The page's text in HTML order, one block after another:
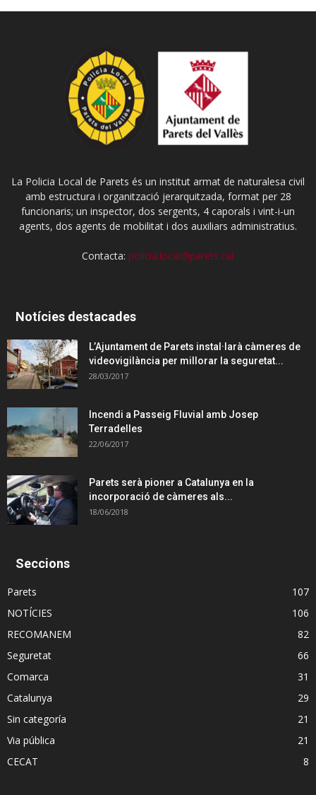
La Policia Local de Parets és un institut armat de naturalesa civil
amb estructura i organització jerarquitzada, format per 28
funcionaris; un inspector, dos sergents, 4 caporals i vint-i-un
agents, dos agents de mobilitat i dos auxiliars administratius.
Contacta: policia.local@parets.cat
Notícies destacades
L’Ajuntament de Parets instal·larà càmeres de
videovigilància per millorar la seguretat...
28/03/2017
Incendi a Passeig Fluvial amb Josep
Terradelles
22/06/2017
Parets serà pioner a Catalunya en la
incorporació de càmeres als...
18/06/2018
Seccions
Parets
107
NOTÍCIES
106
RECOMANEM
82
Seguretat
66
Comarca
31
Catalunya
29
Sin categoría
21
Via pública
21
CECAT
8